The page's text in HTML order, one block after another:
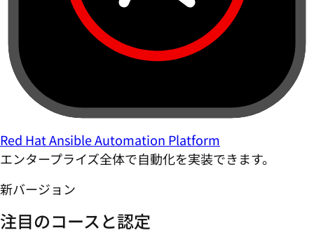
Red Hat Ansible Automation Platform
エンタープライズ全体で自動化を実装できます。
新バージョン
注目のコースと認定